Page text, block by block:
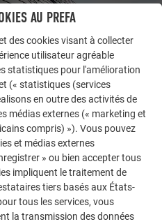
démontre la
Découvrez d’autres projets
AU PREFA
des cookies visant à collecter
utilisateur agréable
statistiques pour l'amélioration
(« statistiques (services
en outre des activités de
médias externes (« marketing et
compris) »). Vous pouvez
et médias externes
» ou bien accepter tous
impliquent le traitement de
tiers basés aux États-
tous les services, vous
la transmission des données